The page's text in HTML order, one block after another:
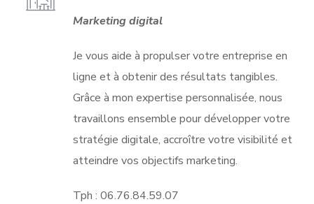
Marketing digital
Je vous aide à propulser votre entreprise en
ligne et à obtenir des résultats tangibles.
Grâce à mon expertise personnalisée, nous
travaillons ensemble pour développer votre
stratégie digitale, accroître votre visibilité et
atteindre vos objectifs marketing.
Tph : 06.76.84.59.07